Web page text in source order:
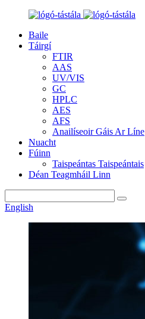
Baile
Táirgí
FTIR
AAS
UV/VIS
GC
HPLC
AES
AFS
Anailíseoir Gáis Ar Líne
Nuacht
Fúinn
Taispeántas Taispeántais
Déan Teagmháil Linn
English